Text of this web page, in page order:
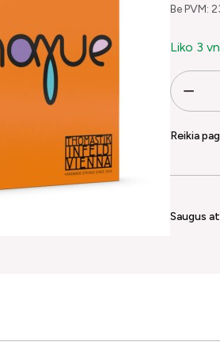
Be PVM:
Liko 3
Reikia
Saugus